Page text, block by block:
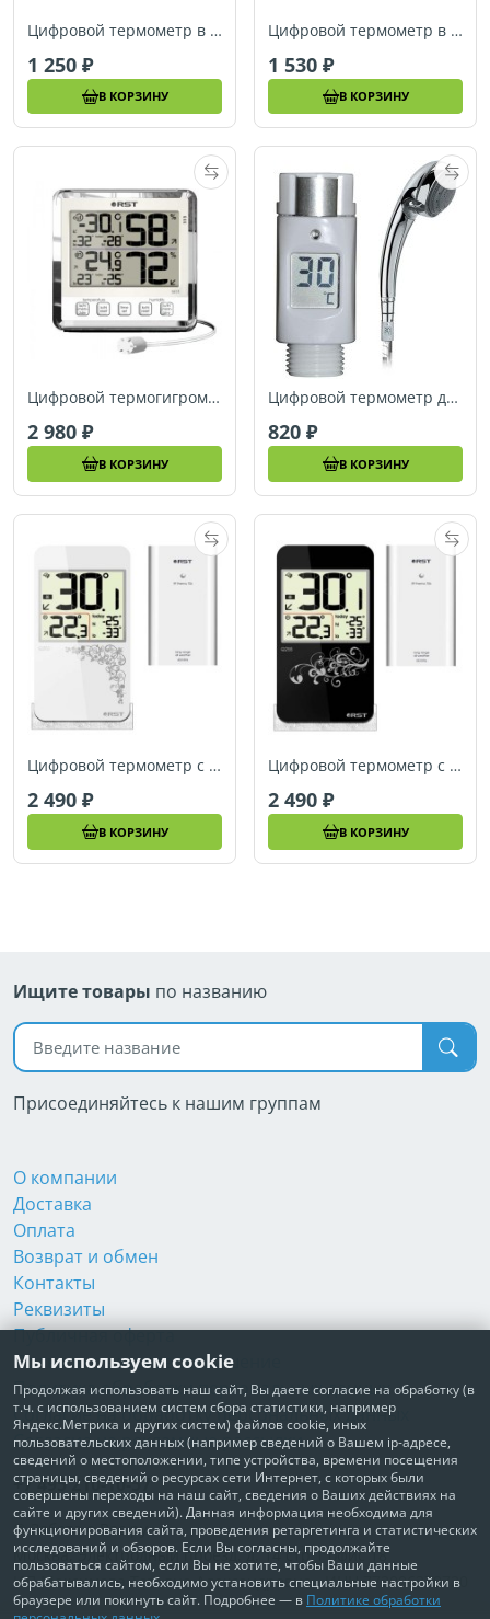
Цифровой термометр в стиле iPhone RST 02157
1 250
В КОРЗИНУ
Цифровой термометр в стиле iPhone RST 02158
1 530
В КОРЗИНУ
Цифровой термогигрометр с большим дисплеем RST 02413
2 980
В КОРЗИНУ
Цифровой термометр для душа RST 03100
820
В КОРЗИНУ
Цифровой термометр с радиодатчиком в стиле iPhone RST 02253
2 490
В КОРЗИНУ
Цифровой термометр с радиодатчиком в стиле iPhone RST 02255
2 490
В КОРЗИНУ
Ищите товары по названию
Поиск по названию
Присоединяйтесь к нашим группам
О компании
Доставка
Оплата
Возврат и обмен
Контакты
Реквизиты
Публичная оферта
Пользовательское соглашение
Политика обработки персональных данных
Согласие на обработку персональных данных
Согласие на рекламные рассылки
+7 495 210-10-57
© Забота о Вас.ру
Москва, Электродный проезд, д. 14 стр.1 офис 18
ИП Максимова Татьяна Александровна · ИНН 772006379720
Мы используем cookie
Продолжая использовать наш сайт, Вы даете согласие на обработку (в
т.ч. с использованием систем сбора статистики, например
Яндекс.Метрика и других систем) файлов cookie, иных
пользовательских данных (например сведений о Вашем ip-адресе,
сведений о местоположении, типе устройства, времени посещения
страницы, сведений о ресурсах сети Интернет, с которых были
совершены переходы на наш сайт, сведения о Ваших действиях на
сайте и других сведений). Данная информация необходима для
функционирования сайта, проведения ретаргетинга и статистических
исследований и обзоров. Если Вы согласны, продолжайте
пользоваться сайтом, если Вы не хотите, чтобы Ваши данные
обрабатывались, необходимо установить специальные настройки в
браузере или покинуть сайт. Подробнее — в Политике обработки